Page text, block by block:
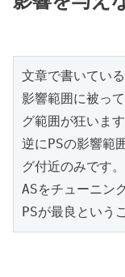
文章で書いてい
影響範囲に被っ
グ範囲が狂います
逆にPSの影響範
グ付近のみです。
ASをチューニン
PSが最良という